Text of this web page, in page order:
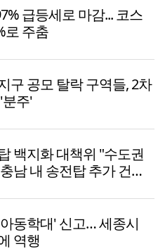
급등세로 마감... 코스
로 주춤
구 공모 탈락 구역들, 2차
주'
백지화 대책위 "수도권
남 내 송전탑 추가 건설,
동학대' 신고… 세종시
역행